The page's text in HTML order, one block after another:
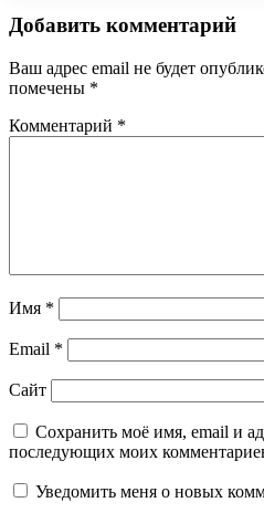
Добавить комментарий
Ваш адрес email не будет
помечены *
Комментарий *
Имя *
Email *
Сайт
Сохранить моё имя, email и
последующих моих
Уведомить меня о новых